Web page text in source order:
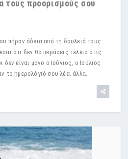
τους προορισμούς σου
πήραν άδεια από τη δουλειά τους
ότι δεν θα περάσεις τέλεια στις
δεν είναι μόνο ο Ιούνιος, ο Ιούλιος
το ημερολόγιό σου λέει άλλα.